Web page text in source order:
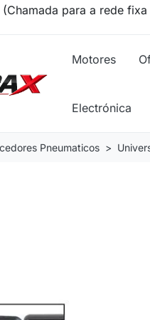
para a rede fixa
Motores
Electrónica
Pneumaticos